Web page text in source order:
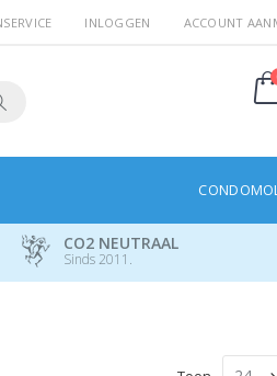
INLOGGEN ACCOUNT
CO2 NEUTRAAL
Sinds 2011.